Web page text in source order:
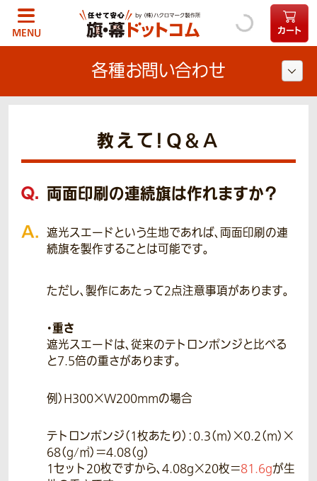
MENU カート
教えて！Q＆A
両面印刷の連続旗は作れますか？
遮光スエードという生地であれば、両面印刷の連
続旗を製作することは可能です。
ただし、製作にあたって2点注意事項があります。
・重さ
遮光スエードは、従来のテトロンポンジと比べる
と7.5倍の重さがあります。
例）H300×W200mmの場合
テトロンポンジ（1枚あたり）：0.3（m）×0.2（m）×
68（g/㎡）＝4.08（g）
1セット20枚ですから、4.08g×20枚＝81.6gが生
各種お問い合わせ